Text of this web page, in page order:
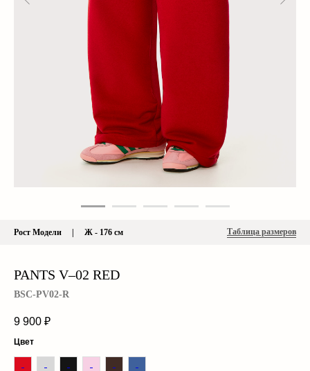
PANTS V–02 RED
BSC-PV02-R
9 900 ₽
Цвет
Рост Модели | Ж - 176 см Таблица размеров